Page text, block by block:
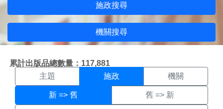
施政搜尋
機關搜尋
累計出版品總數量：117,881
施政搜尋結果頁面
主題 施政 機關
新 => 舊 舊 => 新